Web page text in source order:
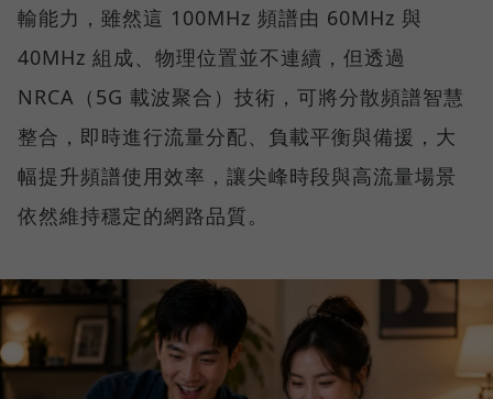
輸能力，雖然這 100MHz 頻譜由 60MHz 與
40MHz 組成、物理位置並不連續，但透過
NRCA（5G 載波聚合）技術，可將分散頻譜智慧
整合，即時進行流量分配、負載平衡與備援，大
幅提升頻譜使用效率，讓尖峰時段與高流量場景
依然維持穩定的網路品質。